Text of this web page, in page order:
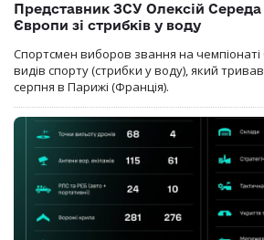
Представник ЗСУ Олексій
Європи зі стрибків у воду
Спортсмен виборов звання на
видів спорту (стрибки у воду), який
серпня в Парижі (Франція).